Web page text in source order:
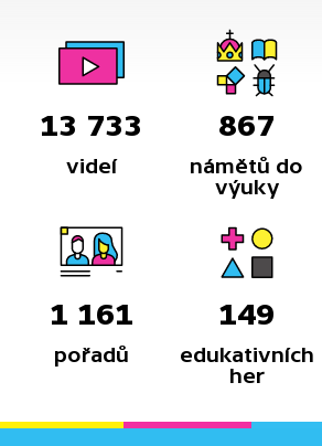
13 733
videí
867
námětů do
výuky
1 161
pořadů
149
edukativních
her